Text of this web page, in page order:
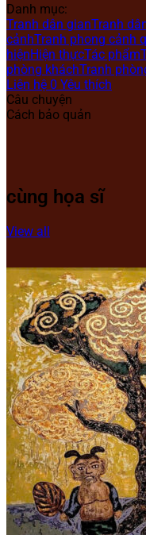
Danh mục:
Tranh dân gianTranh
cảnhTranh phong cảnh
hiệnHiện thựcTác phẩm
phòng kháchTranh
Liên hệ 0 Yêu thích
Câu chuyện
Cách bảo quản
cùng họa sĩ
View all